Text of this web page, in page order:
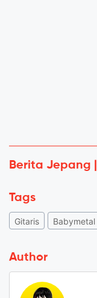
Berita Jepang
Tags
Gitaris Babymetal
Author